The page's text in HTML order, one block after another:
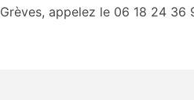
Grèves, appelez le 06 18 24 36